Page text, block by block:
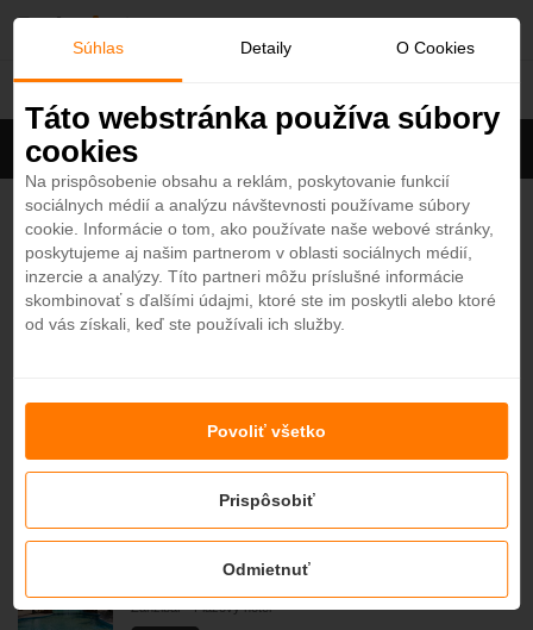
ú
Hotely
Filter
Zobrazených 20zo 667 hotelov Zobraziť všetky
Hurawalhi Island Resort 5*
4,8
Maledivy - Plážový hotel
16 Years Plus 5*
4,8
JAZ Amaluna - Adults Friendly 16+ 5*
Zanzibar - Plážový hotel
Súhlas Detaily O Cookies
Táto webstránka používa súbory
cookies
Na prispôsobenie obsahu a reklám, poskytovanie funkcií
sociálnych médií a analýzu návštevnosti používame súbory
cookie. Informácie o tom, ako používate naše webové stránky,
poskytujeme aj našim partnerom v oblasti sociálnych médií,
inzercie a analýzy. Títo partneri môžu príslušné informácie
skombinovať s ďalšími údajmi, ktoré ste im poskytli alebo ktoré
od vás získali, keď ste používali ich služby.
Odmietnuť
Prispôsobiť
Povoliť všetko